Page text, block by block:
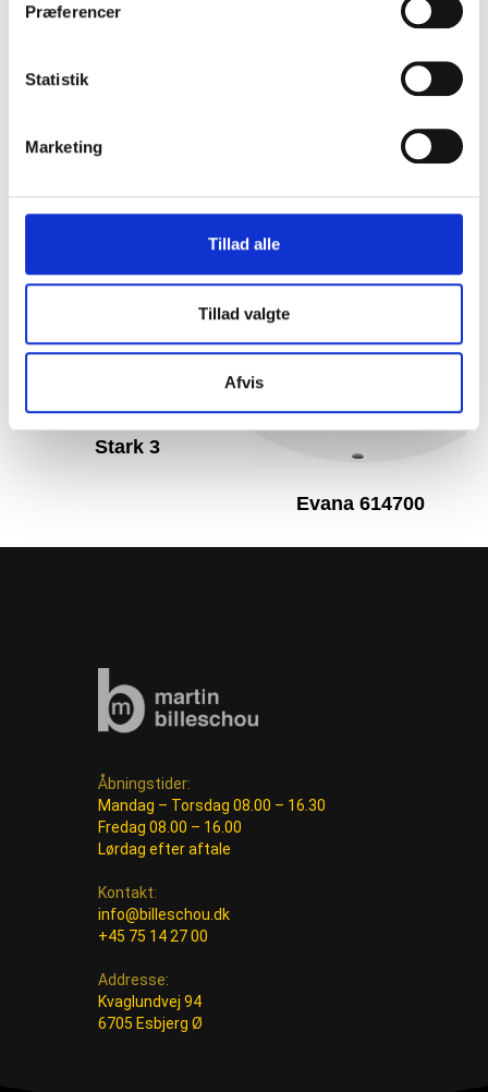
Præferencer
Statistik
Marketing
Tillad alle
Tillad valgte
Afvis
Stark 3
Evana 614700
Åbningstider:
Mandag – Torsdag 08.00 – 16.30
Fredag 08.00 – 16.00
Lørdag efter aftale
Kontakt:
info@billeschou.dk
+45 75 14 27 00
Addresse:
Kvaglundvej 94
6705 Esbjerg Ø